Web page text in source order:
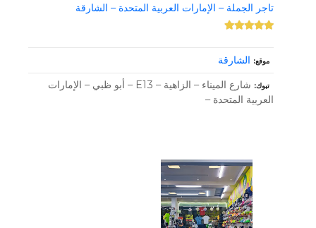
تاجر الجملة – الإمارات العربية المتحدة – الشارقة
موقع الشارقة
تبوك
شارع الميناء – الزاهية – E13 – أبو ظبي – الإمارات
العربية المتحدة –